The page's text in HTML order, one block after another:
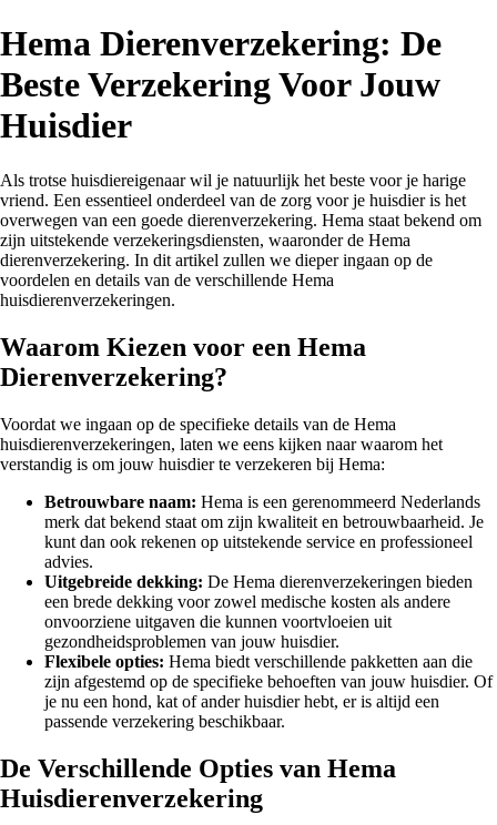
Hema Dierenverzekering: De
Beste Verzekering Voor Jouw
Huisdier
Als trotse huisdiereigenaar wil je natuurlijk het beste voor je harige
vriend. Een essentieel onderdeel van de zorg voor je huisdier is het
overwegen van een goede dierenverzekering. Hema staat bekend om
zijn uitstekende verzekeringsdiensten, waaronder de Hema
dierenverzekering. In dit artikel zullen we dieper ingaan op de
voordelen en details van de verschillende Hema
huisdierenverzekeringen.
Waarom Kiezen voor een Hema
Dierenverzekering?
Voordat we ingaan op de specifieke details van de Hema
huisdierenverzekeringen, laten we eens kijken naar waarom het
verstandig is om jouw huisdier te verzekeren bij Hema:
Betrouwbare naam: Hema is een gerenommeerd Nederlands
merk dat bekend staat om zijn kwaliteit en betrouwbaarheid. Je
kunt dan ook rekenen op uitstekende service en professioneel
advies.
Uitgebreide dekking: De Hema dierenverzekeringen bieden
een brede dekking voor zowel medische kosten als andere
onvoorziene uitgaven die kunnen voortvloeien uit
gezondheidsproblemen van jouw huisdier.
Flexibele opties: Hema biedt verschillende pakketten aan die
zijn afgestemd op de specifieke behoeften van jouw huisdier. Of
je nu een hond, kat of ander huisdier hebt, er is altijd een
passende verzekering beschikbaar.
De Verschillende Opties van Hema
Huisdierenverzekering